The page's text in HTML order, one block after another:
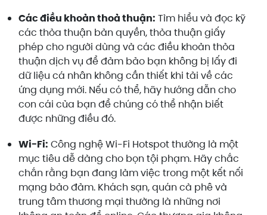
Các điều khoản thoả thuận: Tìm hiểu và đọc kỹ
các thỏa thuận bản quyền, thỏa thuận giấy
phép cho người dùng và các điều khoản thỏa
thuận dịch vụ để đảm bảo bạn không bị lấy đi
dữ liệu cá nhân không cần thiết khi tải về các
ứng dụng mới. Nếu có thể, hãy hướng dẫn cho
con cái của bạn để chúng có thể nhận biết
được những điều đó.
Wi-Fi: Công nghệ Wi-Fi Hotspot thường là một
mục tiêu dễ dàng cho bọn tội phạm. Hãy chắc
chắn rằng bạn đang làm việc trong một kết nối
mạng bảo đảm. Khách sạn, quán cà phê và
trung tâm thương mại thường là những nơi